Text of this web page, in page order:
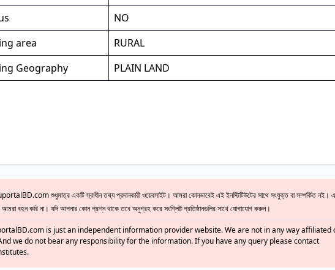
NO
area
RURAL
Geography
PLAIN LAND
শুধুমাত্র একটি স্বাধীন তথ্য প্রদানকারী ওয়েবসাইট। আমরা কোনভাবেই এই ইনস্টিটিউটের সাথে সংযুক্ত বা সম্পর্কিত নই।
বহন করি না। যদি আপনার কোন প্রশ্ন থাকে তবে অনুগ্রহ করে সংশ্লিষ্ট প্রতিষ্ঠানগুলির সাথে যোগাযোগ করুন।
is just an independent information provider website. We are not in any way affiliated
we do not bear any responsibility for the information. If you have any query please contact